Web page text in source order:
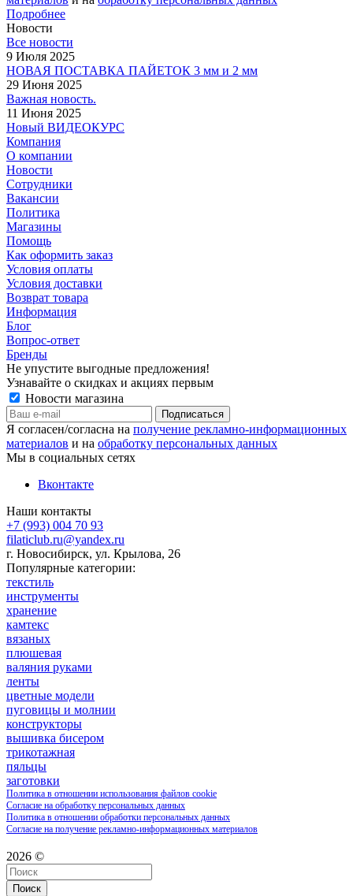
Подробнее
Новости
Все новости
9 Июля 2025
НОВАЯ ПОСТАВКА ПАЙЕТОК 3 мм и 2 мм
29 Июня 2025
Важная новость.
11 Июня 2025
Новый ВИДЕОКУРС
Компания
О компании
Новости
Сотрудники
Вакансии
Политика
Магазины
Помощь
Как оформить заказ
Условия оплаты
Условия доставки
Возврат товара
Информация
Блог
Вопрос-ответ
Бренды
Не упустите выгодные предложения!
Узнавайте о скидках и акциях первым
Новости магазина
Я согласен/согласна на получение рекламно-информационных
материалов и на обработку персональных данных
Мы в социальных сетях
Вконтакте
Наши контакты
+7 (993) 004 70 93
filaticlub.ru@yandex.ru
г. Новосибирск, ул. Крылова, 26
Популярные категории:
текстиль
инструменты
хранение
камтекс
вязаных
плюшевая
валяния руками
ленты
цветные модели
пуговицы и молнии
конструкторы
вышивка бисером
трикотажная
пяльцы
заготовки
Политика в отношении использования файлов cookie
Согласие на обработку персональных данных
Политика в отношении обработки персональных данных
Согласие на получение рекламно-информационных материалов
2026 ©
Поиск